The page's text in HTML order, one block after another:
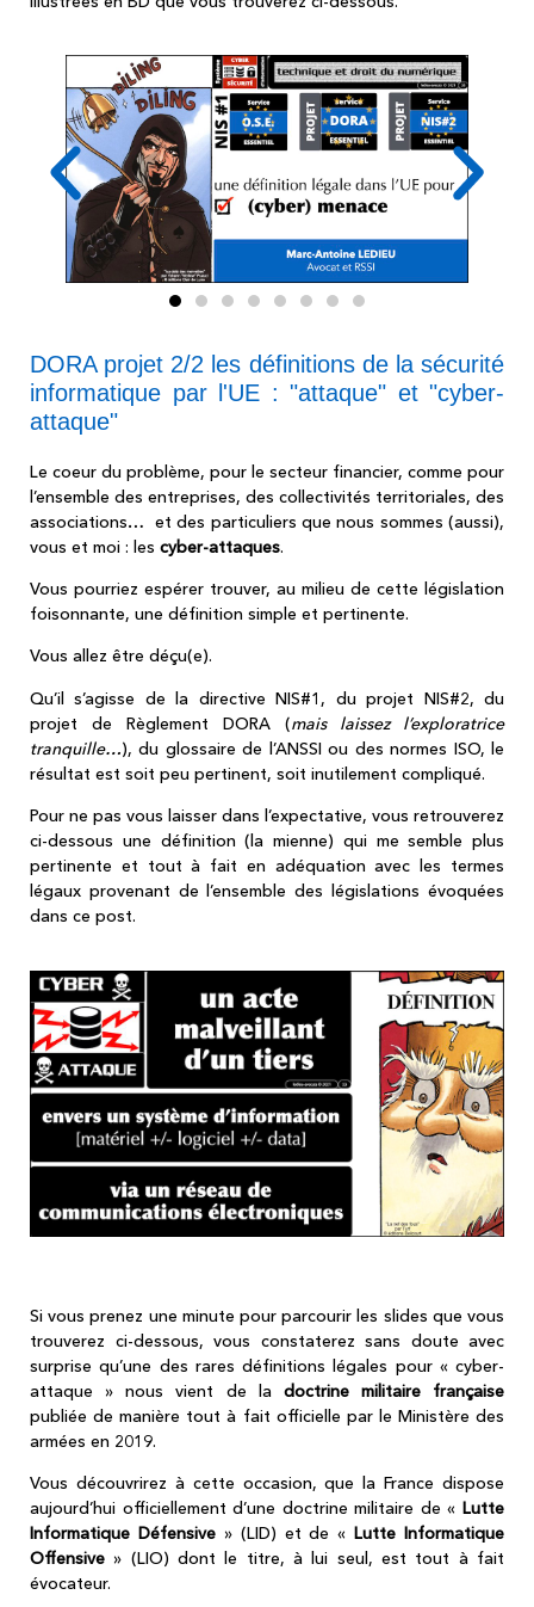
DORA projet 2/2 les définitions de la sécurité
informatique par l'UE : "attaque" et "cyber-
attaque"
Le coeur du problème, pour le secteur financier, comme pour
l’ensemble des entreprises, des collectivités territoriales, des
associations… et des particuliers que nous sommes (aussi),
vous et moi : les cyber-attaques.
Vous pourriez espérer trouver, au milieu de cette législation
foisonnante, une définition simple et pertinente.
Vous allez être déçu(e).
Qu’il s’agisse de la directive NIS#1, du projet NIS#2, du
projet de Règlement DORA (mais laissez l’exploratrice
tranquille…), du glossaire de l’ANSSI ou des normes ISO, le
résultat est soit peu pertinent, soit inutilement compliqué.
Pour ne pas vous laisser dans l’expectative, vous retrouverez
ci-dessous une définition (la mienne) qui me semble plus
pertinente et tout à fait en adéquation avec les termes
légaux provenant de l’ensemble des législations évoquées
dans ce post.
Si vous prenez une minute pour parcourir les slides que vous
trouverez ci-dessous, vous constaterez sans doute avec
surprise qu’une des rares définitions légales pour « cyber-
attaque » nous vient de la doctrine militaire française
publiée de manière tout à fait officielle par le Ministère des
armées en 2019.
Vous découvrirez à cette occasion, que la France dispose
aujourd’hui officiellement d’une doctrine militaire de « Lutte
Informatique Défensive» (LID) et de «Lutte Informatique
Offensive » (LIO) dont le titre, à lui seul, est tout à fait
évocateur.